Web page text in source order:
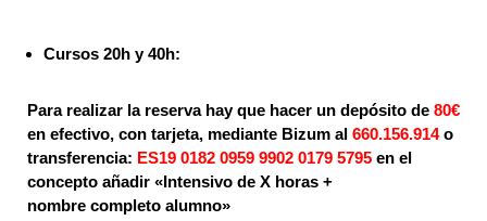
Cursos 20h y 40h:
Para realizar la reserva hay que hacer un depósito de 80€
en efectivo, con tarjeta, mediante Bizum al 660.156.914o
transferencia: ES19 0182 0959 9902 0179 5795 en el
concepto añadir «Intensivo de X horas +
nombre completo alumno»